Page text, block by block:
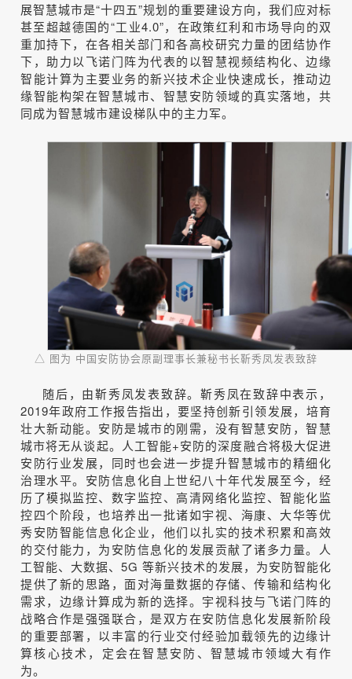
展智慧城市是“十四五”规划的重要建设方向，我们应对标
甚至超越德国的“工业4.0”，在政策红利和市场导向的双
重加持下，在各相关部门和各高校研究力量的团结协作
下，助力以飞诺门阵为代表的以智慧视频结构化、边缘
智能计算为主要业务的新兴技术企业快速成长，推动边
缘智能构架在智慧城市、智慧安防领域的真实落地，共
同成为智慧城市建设梯队中的主力军。
△ 图为 中国安防协会原副理事长兼秘书长靳秀凤发表致辞
随后，由靳秀凤发表致辞。靳秀凤在致辞中表示，
2019年政府工作报告指出，要坚持创新引领发展，培育
壮大新动能。安防是城市的刚需，没有智慧安防，智慧
城市将无从谈起。人工智能+安防的深度融合将极大促进
安防行业发展，同时也会进一步提升智慧城市的精细化
治理水平。安防信息化自上世纪八十年代发展至今，经
历了模拟监控、数字监控、高清网络化监控、智能化监
控四个阶段，也培养出一批诸如宇视、海康、大华等优
秀安防智能信息化企业，他们以扎实的技术积累和高效
的交付能力，为安防信息化的发展贡献了诸多力量。人
工智能、大数据、5G 等新兴技术的发展，为安防智能化
提供了新的思路，面对海量数据的存储、传输和结构化
需求，边缘计算成为新的选择。宇视科技与飞诺门阵的
战略合作是强强联合，是双方在安防信息化发展新阶段
的重要部署，以丰富的行业交付经验加载领先的边缘计
算核心技术，定会在智慧安防、智慧城市领域大有作
为。